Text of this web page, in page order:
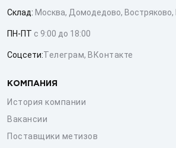
Склад: Москва, Домодедово, Востряково,
ПН-ПТ с 9:00 до 18:00
Соцсети:Телеграм, ВКонтакте
КОМПАНИЯ
История компании
Вакансии
Поставщики метизов